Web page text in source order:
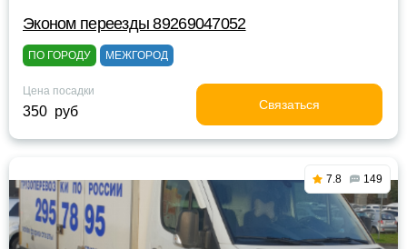
Эконом переезды 89269047052
ПО ГОРОДУ МЕЖГОРОД
Цена посадки
350 руб Связаться
7.8 149